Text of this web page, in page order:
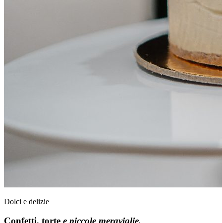
Dolci e delizie
Confetti, torte e piccole meraviglie.